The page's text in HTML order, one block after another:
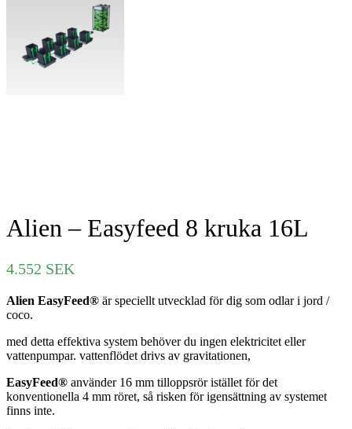
Alien – Easyfeed 8 kruka 16L
4.552 SEK
Alien EasyFeed® är speciellt utvecklad för dig som odlar i jord /
coco.
med detta effektiva system behöver du ingen elektricitet eller
vattenpumpar. vattenflödet drivs av gravitationen,
EasyFeed® använder 16 mm tilloppsrör istället för det
konventionella 4 mm röret, så risken för igensättning av systemet
finns inte.